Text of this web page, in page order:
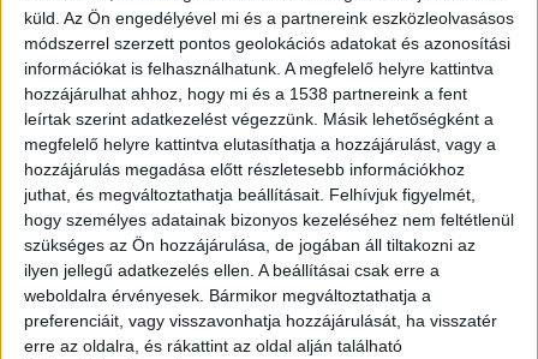
küld. Az Ön engedélyével mi és a partnereink eszközleolvasásos
módszerrel szerzett pontos geolokációs adatokat és azonosítási
információkat is felhasználhatunk. A megfelelő helyre kattintva
hozzájárulhat ahhoz, hogy mi és a 1538 partnereink a fent
leírtak szerint adatkezelést végezzünk. Másik lehetőségként a
megfelelő helyre kattintva elutasíthatja a hozzájárulást, vagy a
hozzájárulás megadása előtt részletesebb információkhoz
juthat, és megváltoztathatja beállításait. Felhívjuk figyelmét,
hogy személyes adatainak bizonyos kezeléséhez nem feltétlenül
szükséges az Ön hozzájárulása, de jogában áll tiltakozni az
ilyen jellegű adatkezelés ellen. A beállításai csak erre a
weboldalra érvényesek. Bármikor megváltoztathatja a
preferenciáit, vagy visszavonhatja hozzájárulását, ha visszatér
erre az oldalra, és rákattint az oldal alján található
Kilencmillió alatt indul a legolcsóbb elektromos
Volkswagen